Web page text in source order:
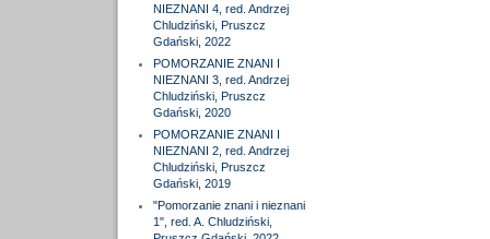
NIEZNANI 4, red. Andrzej
Chludziński, Pruszcz
Gdański, 2022
POMORZANIE ZNANI I
NIEZNANI 3, red. Andrzej
Chludziński, Pruszcz
Gdański, 2020
POMORZANIE ZNANI I
NIEZNANI 2, red. Andrzej
Chludziński, Pruszcz
Gdański, 2019
"Pomorzanie znani i nieznani
1", red. A. Chludziński,